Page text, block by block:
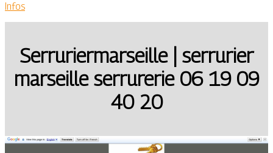
Infos
Ser­ru­riermarseil­le | serrurier
marseille serrurerie 06 19 09
40 20